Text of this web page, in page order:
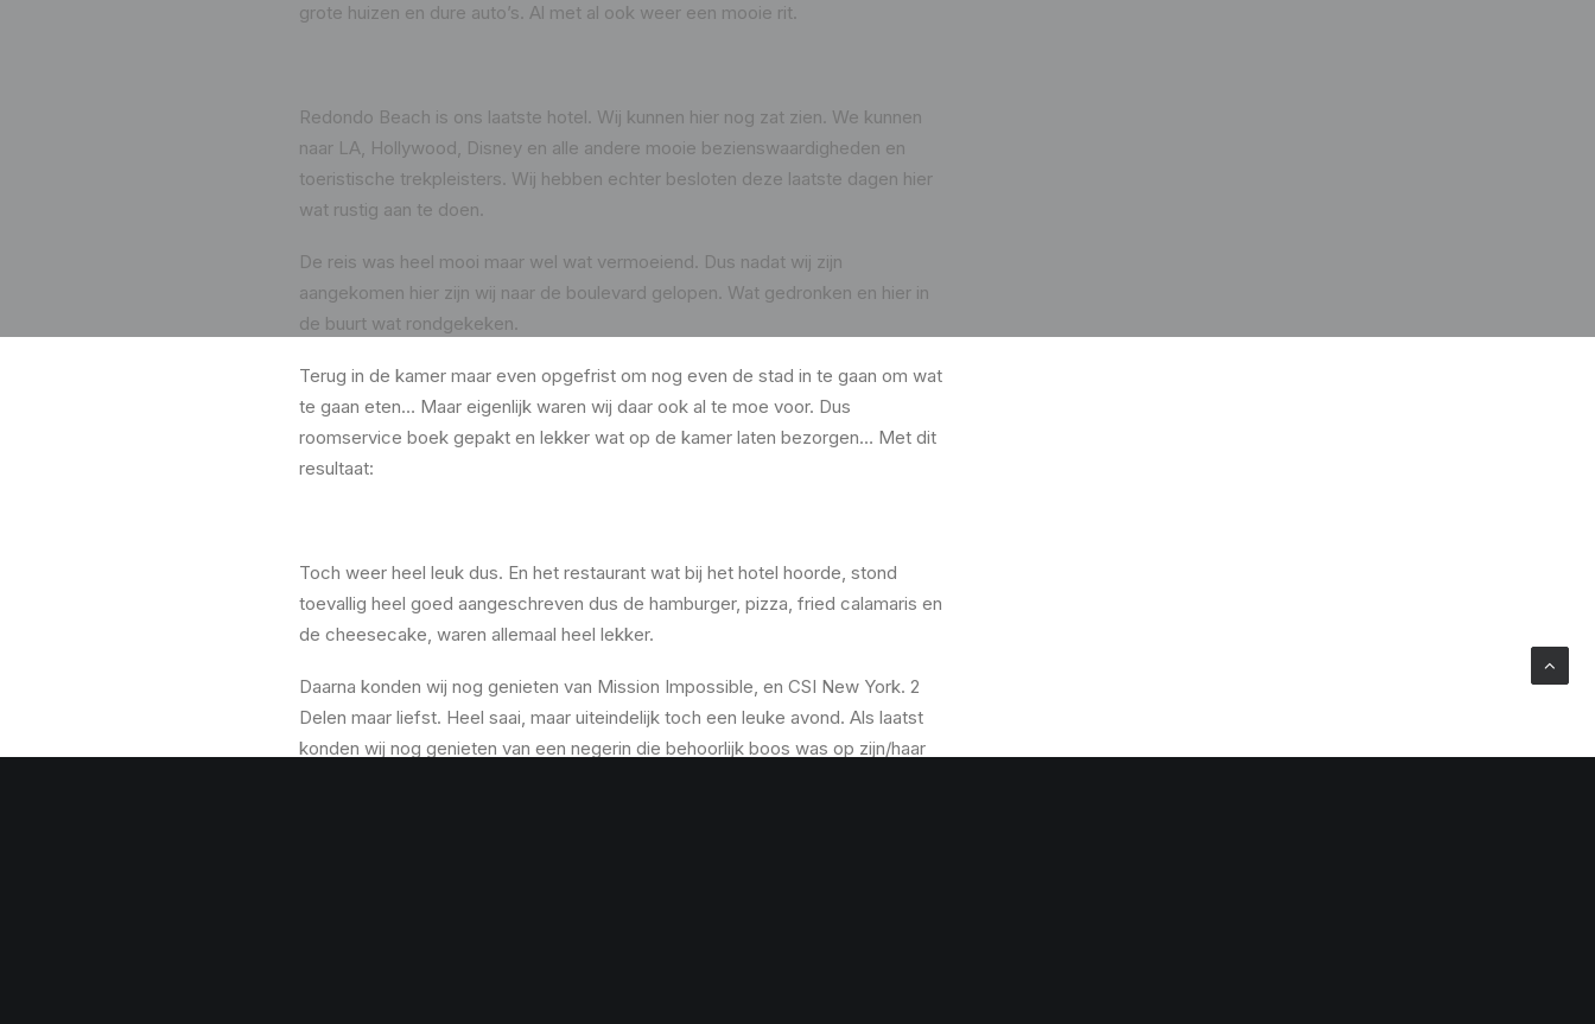
grote huizen en dure auto’s. Al met al ook weer een mooie rit.
Redondo Beach is ons laatste hotel. Wij kunnen hier nog zat zien. We kunnen
naar LA, Hollywood, Disney en alle andere mooie bezienswaardigheden en
toeristische trekpleisters. Wij hebben echter besloten deze laatste dagen hier
wat rustig aan te doen.
De reis was heel mooi maar wel wat vermoeiend. Dus nadat wij zijn
aangekomen hier zijn wij naar de boulevard gelopen. Wat gedronken en hier in
de buurt wat rondgekeken.
Terug in de kamer maar even opgefrist om nog even de stad in te gaan om wat
te gaan eten… Maar eigenlijk waren wij daar ook al te moe voor. Dus
roomservice boek gepakt en lekker wat op de kamer laten bezorgen… Met dit
resultaat:
Toch weer heel leuk dus. En het restaurant wat bij het hotel hoorde, stond
toevallig heel goed aangeschreven dus de hamburger, pizza, fried calamaris en
de cheesecake, waren allemaal heel lekker.
Daarna konden wij nog genieten van Mission Impossible, en CSI New York. 2
Delen maar liefst. Heel saai, maar uiteindelijk toch een leuke avond. Als laatst
konden wij nog genieten van een negerin die behoorlijk boos was op zijn/haar